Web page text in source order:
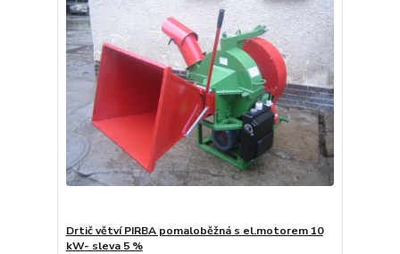
Drtič větví PIRBA pomaloběžná s el.motorem 10
kW- sleva 5 %